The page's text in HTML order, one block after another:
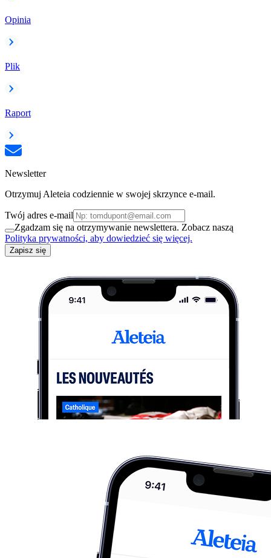
Opinia
Plik
Raport
Newsletter
Otrzymuj Aleteia codziennie w swojej skrzynce e-mail.
Twój adres e-mail
Zgadzam się na otrzymywanie newslettera. Zobacz naszą
Polityka prywatności, aby dowiedzieć się więcej.
Zapisz się